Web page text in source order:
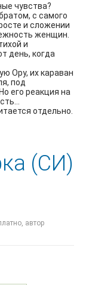
чувства?
с самого
и сложении
женщин.
и
день, когда
Ору, их караван
под
его реакция на
отдельно.
(СИ)
автор